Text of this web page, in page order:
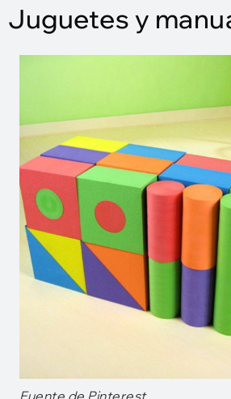
Juguetes y
Fuente de Pinterest